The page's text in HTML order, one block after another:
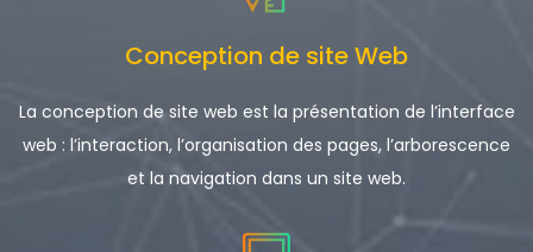
Conception de site Web
La conception de site web est la présentation de l’interface
web : l’interaction, l’organisation des pages, l’arborescence
et la navigation dans un site web.